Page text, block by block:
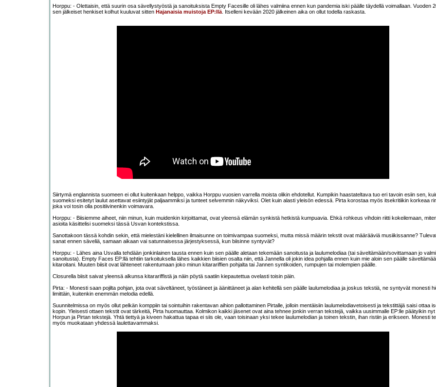
Horppu: - Olettaisin, että suurin osa sävellystyöstä ja sanoituksista Empty Facesille oli lähes valmiina ennen kun pandemia iski päälle täydellä voimallaan. Vuoden
sen jälkeiset henkiset kolhut kuuluvat sitten Hajanaisia muistoja EP:llä. Itselleni kevään 2020 jälkeinen aika on ollut todella raskasta.
Siirtymä englannista suomeen ei ollut kuitenkaan helppo, vaikka Horppu vuosien varrella moista olikin ehdotellut. Kumpikin haastateltava tuo eri tavoin esiin sen,
suomeksi esitetyt laulut asettavat esiintyjät paljaammiksi ja tunteet selvemmin näkyviksi. Olet kuin alasti yleisön edessä. Pirta korostaa myös itsekritiikin korkeaa
joka voi tosin olla positiivinenkin voimavara.
Horppu: - Biisiemme aiheet, niin minun, kuin muidenkin kirjoittamat, ovat yleensä elämän synkistä hetkistä kumpuavia. Ehkä rohkeus vihdoin riitti kokeilemaan,
asioita käsittelisi suomeksi tässä Usvan kontekstissa.
Sanottakoon tässä kohdin sekin, että mielestäni kielellinen ilmaisunne on toimivampaa suomeksi, mutta missä määrin tekstit ovat määrääviä musiikissanne?
sanat ennen säveliä, samaan aikaan vai satunnaisessa järjestyksessä, kun biisinne syntyvät?
Horppu: - Lähes aina Usvalla tehdään jonkinlainen tausta ennen kuin sen päälle aletaan tekemään sanoitusta ja laulumelodiaa (tai säveltämään/sovittamaan jo
sanoitusta). Empty Faces EP:llä tehtiin tarkoituksella lähes kaikkien biisien osalta niin, että Jannella oli jokin idea pohjalla ennen kuin mie aloin sen päälle
kitaroitani. Muuten biisit ovat lähteneet rakentumaan joko minun kitarariffien pohjalta tai Jannen syntikoiden, rumpujen tai molempien päälle.
Closurella biisit saivat yleensä alkunsa kitarariffistä ja näin pöytä saatiin kiepautettua ovelasti toisin päin.
Pirta: - Monesti saan pojilta pohjan, jota ovat säveltäneet, työstäneet ja äänittäneet ja alan kehitellä sen päälle laulumelodiaa ja joskus tekstiä, ne syntyvät monesti
limittäin, kuitenkin enemmän melodia edellä.
Suunnitelmissa on myös ollut pelkän komppiin tai sointuihin rakentavan aihion pallottaminen Pirtalle, jolloin mentäisiin laulumelodiavetoisesti ja tekstittäjä saisi ottaa
kopin. Yleisesti ottaen tekstit ovat tärkeitä, Pirta huomauttaa. Kolmikon kaikki jäsenet ovat aina tehnee jonkin verran tekstejä, vaikka uusimmalle EP:lle päätyikin
Horpun ja Pirtan tekstejä. Yhtä tiettyä ja kiveen hakattua tapaa ei siis ole, vaan toisinaan yksi tekee laulumelodian ja toinen tekstin, ihan ristiin ja erikseen. Monesti
myös muokataan yhdessä laulettavammaksi.